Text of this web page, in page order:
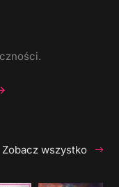
Zobacz wszystko